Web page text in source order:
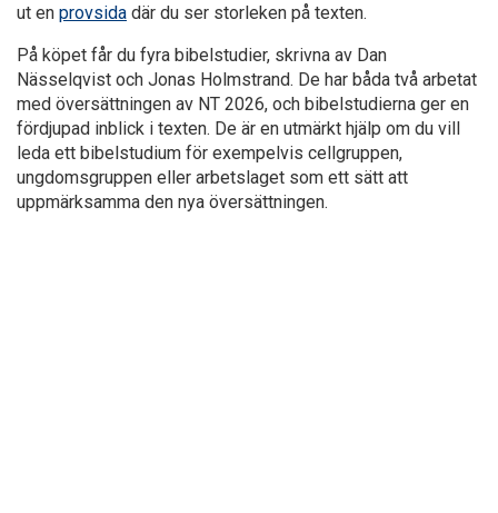
ut en provsida där du ser storleken på texten.
På köpet får du fyra bibelstudier, skrivna av Dan
Nässelqvist och Jonas Holm­­strand. De har båda två arbetat
med översättningen av NT 2026, och bibelstudierna ger en
fördjupad inblick i texten. De är en utmärkt hjälp om du vill
leda ett bibelstudium för exempelvis cellgruppen,
ungdomsgruppen eller arbetslaget som ett sätt att
uppmärksamma den nya översättningen.